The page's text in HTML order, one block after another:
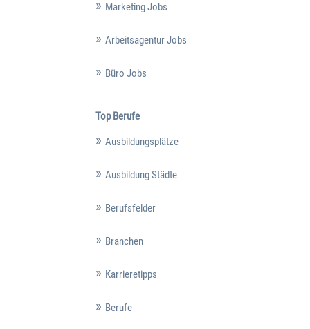
Marketing Jobs
Arbeitsagentur Jobs
Büro Jobs
Top Berufe
Ausbildungsplätze
Ausbildung Städte
Berufsfelder
Branchen
Karrieretipps
Berufe